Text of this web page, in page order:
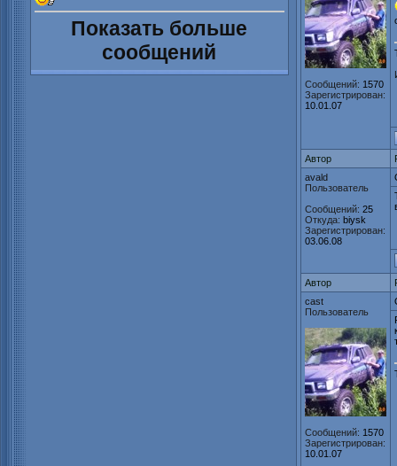
Показать больше
сообщений
Сообщений: 1570
Зарегистрирован:
10.01.07
Автор
avald
Пользователь
Сообщений: 25
Откуда: biysk
Зарегистрирован:
03.06.08
Автор
cast
Пользователь
Сообщений: 1570
Зарегистрирован:
10.01.07